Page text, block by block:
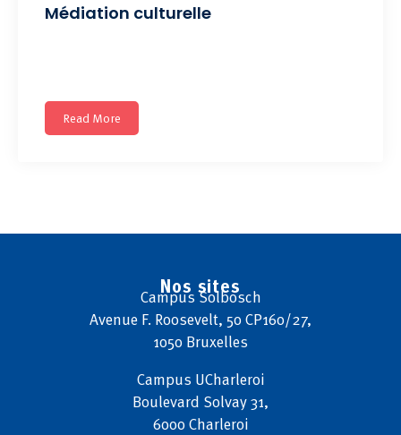
Médiation culturelle
Read More
Nos sites
CampusSolbosch
Avenue F. Roosevelt, 50 CP160/27,
1050 Bruxelles
Campus UCharleroi
Boulevard Solvay 31,
6000 Charleroi